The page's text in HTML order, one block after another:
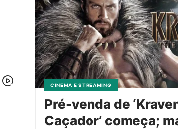
CINEMA E STREAMING
Pré-venda de
Caçador’ começa;